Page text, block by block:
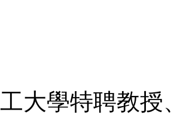
大學特聘教授